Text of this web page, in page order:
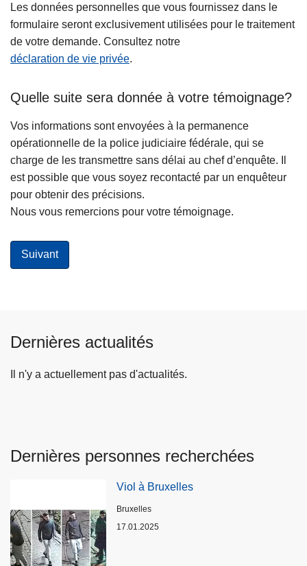
Les données personnelles que vous fournissez dans le
formulaire seront exclusivement utilisées pour le traitement
de votre demande. Consultez notre
déclaration de vie privée.
Quelle suite sera donnée à votre témoignage?
Vos informations sont envoyées à la permanence
opérationnelle de la police judiciaire fédérale, qui se
charge de les transmettre sans délai au chef d’enquête. Il
est possible que vous soyez recontacté par un enquêteur
pour obtenir des précisions.
Nous vous remercions pour votre témoignage.
Dernières actualités
Il n'y a actuellement pas d'actualités.
Dernières personnes recherchées
Viol à Bruxelles
Lieux
Bruxelles
17.01.2025